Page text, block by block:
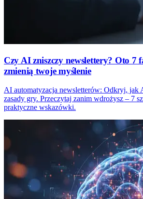
Czy AI zniszczy newslettery? Oto 7
zmienią twoje myślenie
AI automatyzacja newsletterów: Odkryj, jak
zasady gry. Przeczytaj zanim wdrożysz – 7
praktyczne wskazówki.